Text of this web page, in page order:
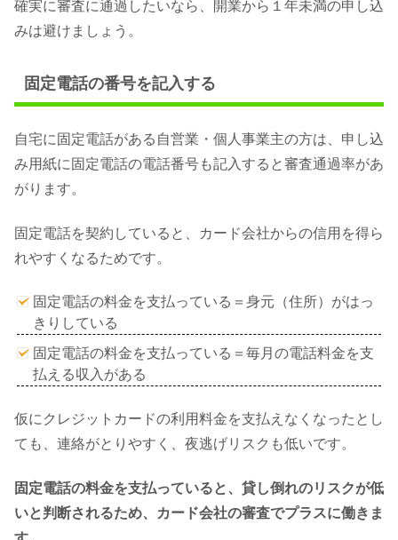
確実に審査に通過したいなら、開業から１年未満の申し込
みは避けましょう。
固定電話の番号を記入する
自宅に固定電話がある自営業・個人事業主の方は、申し込
み用紙に固定電話の電話番号も記入すると審査通過率があ
がります。
固定電話を契約していると、カード会社からの信用を得ら
れやすくなるためです。
固定電話の料金を支払っている＝身元（住所）がはっ
きりしている
固定電話の料金を支払っている＝毎月の電話料金を支
払える収入がある
仮にクレジットカードの利用料金を支払えなくなったとし
ても、連絡がとりやすく、夜逃げリスクも低いです。
固定電話の料金を支払っていると、貸し倒れのリスクが低
いと判断されるため、カード会社の審査でプラスに働きま